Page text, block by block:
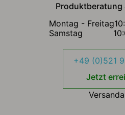
Produktberatung
Montag - Freitag
Samstag
+49 (0)521
Jetzt